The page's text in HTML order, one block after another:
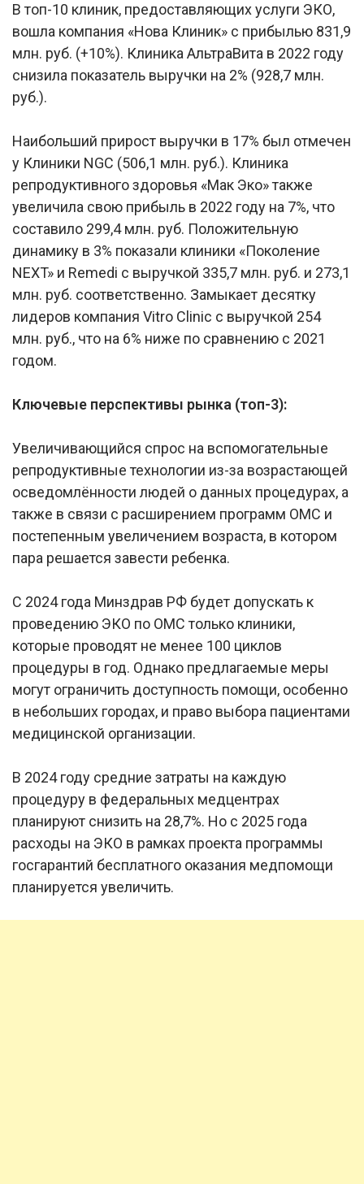
В топ-10 клиник, предоставляющих услуги ЭКО,
вошла компания «Нова Клиник» с прибылью 831,9
млн. руб. (+10%). Клиника АльтраВита в 2022 году
снизила показатель выручки на 2% (928,7 млн.
руб.).
Наибольший прирост выручки в 17% был отмечен
у Клиники NGC (506,1 млн. руб.). Клиника
репродуктивного здоровья «Мак Эко» также
увеличила свою прибыль в 2022 году на 7%, что
составило 299,4 млн. руб. Положительную
динамику в 3% показали клиники «Поколение
NEXT» и Remedi с выручкой 335,7 млн. руб. и 273,1
млн. руб. соответственно. Замыкает десятку
лидеров компания Vitro Clinic с выручкой 254
млн. руб., что на 6% ниже по сравнению с 2021
годом.
Ключевые перспективы рынка (топ-3):
Увеличивающийся спрос на вспомогательные
репродуктивные технологии из-за возрастающей
осведомлённости людей о данных процедурах, а
также в связи с расширением программ ОМС и
постепенным увеличением возраста, в котором
пара решается завести ребенка.
С 2024 года Минздрав РФ будет допускать к
проведению ЭКО по ОМС только клиники,
которые проводят не менее 100 циклов
процедуры в год. Однако предлагаемые меры
могут ограничить доступность помощи, особенно
в небольших городах, и право выбора пациентами
медицинской организации.
В 2024 году средние затраты на каждую
процедуру в федеральных медцентрах
планируют снизить на 28,7%. Но с 2025 года
расходы на ЭКО в рамках проекта программы
госгарантий бесплатного оказания медпомощи
планируется увеличить.